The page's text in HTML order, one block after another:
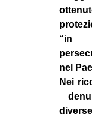
“in
nel
Nei